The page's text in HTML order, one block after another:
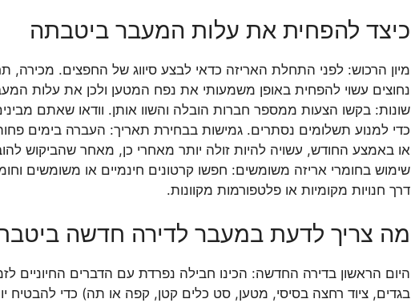
כיצד להפחית את עלות המעבר ביטבתה
מיון הרכוש: לפני התחלת האריזה כדאי לבצע סיווג של החפצים.
נחוצים עשוי להפחית באופן משמעותי את נפח המטען ולכן את עלות
שונות: בקשו הצעות ממספר חברות הובלה והשוו אותן. וודאו שאתם
כדי למנוע תשלומים נסתרים. גמישות בבחירת תאריך: העברה בימים
או באמצע החודש, עשויה להיות זולה יותר מאחרי כן, מאחר שהביקוש
שימוש בחומרי אריזה משומשים: חפשו קרטונים חינמיים או משומשים
דרך חנויות מקומיות או פלטפורמות מקוונות.
מה צריך לדעת במעבר לדירה חדשה
היום הראשון בדירה החדשה: הכינו חבילה נפרדת עם הדברים החיוניים
בגדים, ציוד רחצה בסיסי, מטען, סט כלים קטן, קפה או תה) כדי להבטיח